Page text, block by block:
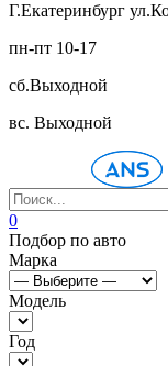
Г.Екатеринбург
пн-пт 10-17
сб.Выходной
вс. Выходной
0
Подбор по авто
Марка
Модель
Год